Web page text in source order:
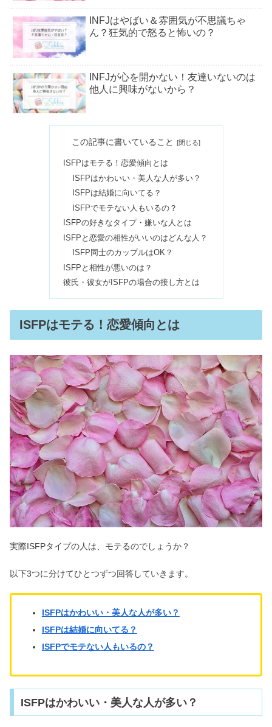
INFJはやばい＆雰囲気が不思議ちゃ
ん？狂気的で怒ると怖いの？
INFJが心を開かない！友達いないのは
他人に興味がないから？
いは他人に興味が無いから？
ENFPは性格悪い＆嫌われる？うざい
は言ってはいけない？
INFJは生きづらい？優しすぎる・頭悪
いから社会不適合は嘘！
事できない人に向いてるのは
ISTPはモテる＆最強！恋愛が向いてな
い？好きになったら好き避け？
INTJの殺意の目｜怒り方・目つきの雰
囲気は？心理機能や二面性も
ESFPは仕事できない＆頭が悪い？適
職・天職は看護師なの？
る・向いてない仕事とは
【INTJ最強】本質を見抜く・かっこい
ESTJは性格悪いけどモテる？男女の恋
愛や相性が悪いのは？
この記事に書いていること
ISFPはモテる！恋愛傾向とは
ISFPはかわいい・美人な人が多い？
ISFPは結婚に向いてる？
ISFPでモテない人もいるの？
ISFPの好きなタイプ・嫌いな人とは
ISFPと恋愛の相性がいいのはどんな人？
ISFP同士のカップルはOK？
ISFPと相性が悪いのは？
彼氏・彼女がISFPの場合の接し方とは
ISFPはモテる！恋愛傾向とは
実際ISFPタイプの人は、モテるのでしょうか？
以下3つに分けてひとつずつ回答していきます。
ISFPはかわいい・美人な人が多い？
ISFPは結婚に向いてる？
ISFPでモテない人もいるの？
ISFPはかわいい・美人な人が多い？